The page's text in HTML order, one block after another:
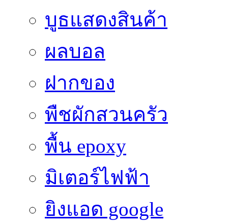
บูธแสดงสินค้า
ผลบอล
ฝากของ
พืชผักสวนครัว
พื้น epoxy
มิเตอร์ไฟฟ้า
ยิงแอด google